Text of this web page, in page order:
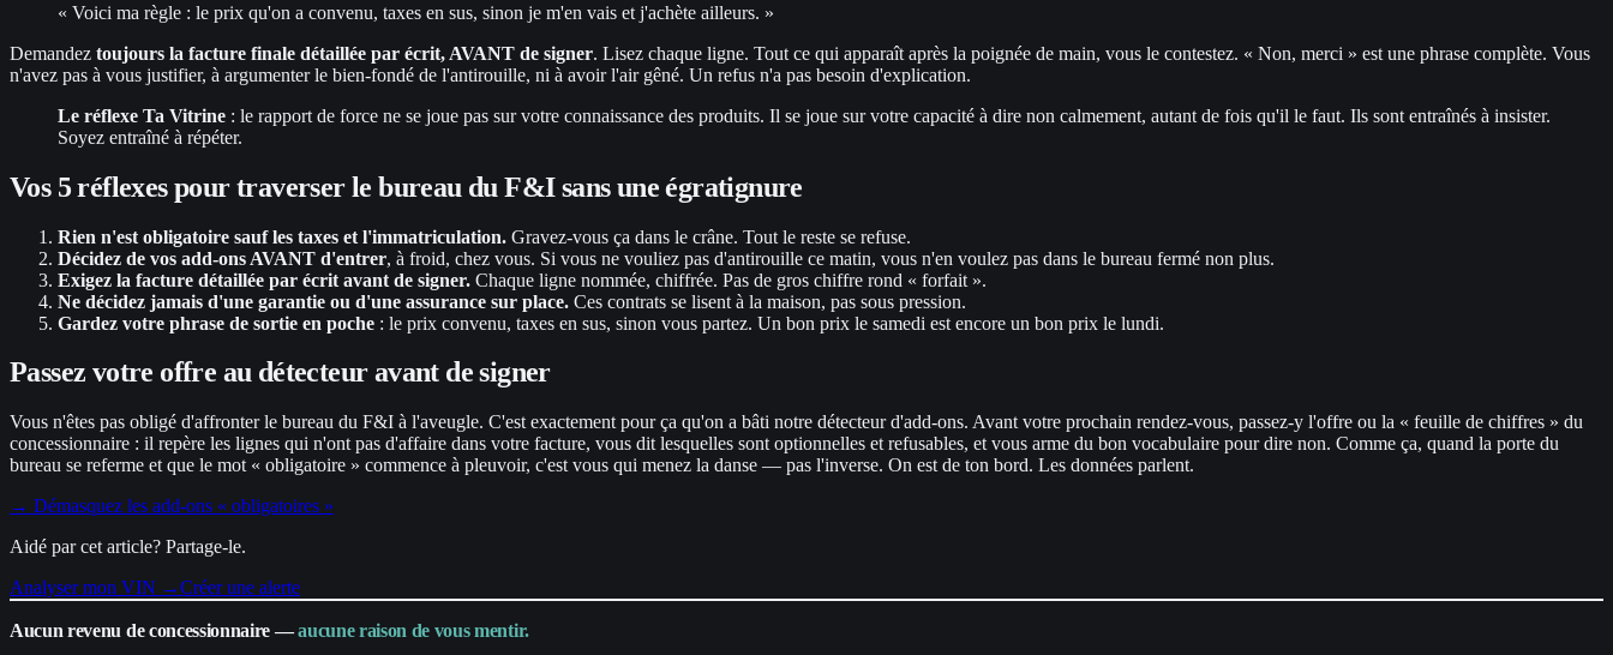
« Voici ma règle : le prix qu'on a convenu, taxes en sus, sinon je m'en vais et j'achète ailleurs. »
Demandez toujours la facture finale détaillée par écrit, AVANT de signer. Lisez chaque ligne. Tout ce qui apparaît après la poignée de main, vous le contestez. « Non, merci » est une phrase complète. Vous
n'avez pas à vous justifier, à argumenter le bien-fondé de l'antirouille, ni à avoir l'air gêné. Un refus n'a pas besoin d'explication.
Le réflexe Ta Vitrine : le rapport de force ne se joue pas sur votre connaissance des produits. Il se joue sur votre capacité à dire non calmement, autant de fois qu'il le faut. Ils sont entraînés à insister.
Soyez entraîné à répéter.
Vos 5 réflexes pour traverser le bureau du F&I sans une égratignure
Rien n'est obligatoire sauf les taxes et l'immatriculation. Gravez-vous ça dans le crâne. Tout le reste se refuse.
Décidez de vos add-ons AVANT d'entrer, à froid, chez vous. Si vous ne vouliez pas d'antirouille ce matin, vous n'en voulez pas dans le bureau fermé non plus.
Exigez la facture détaillée par écrit avant de signer. Chaque ligne nommée, chiffrée. Pas de gros chiffre rond « forfait ».
Ne décidez jamais d'une garantie ou d'une assurance sur place. Ces contrats se lisent à la maison, pas sous pression.
Gardez votre phrase de sortie en poche : le prix convenu, taxes en sus, sinon vous partez. Un bon prix le samedi est encore un bon prix le lundi.
Passez votre offre au détecteur avant de signer
Vous n'êtes pas obligé d'affronter le bureau du F&I à l'aveugle. C'est exactement pour ça qu'on a bâti notre détecteur d'add-ons. Avant votre prochain rendez-vous, passez-y l'offre ou la « feuille de chiffres » du
concessionnaire : il repère les lignes qui n'ont pas d'affaire dans votre facture, vous dit lesquelles sont optionnelles et refusables, et vous arme du bon vocabulaire pour dire non. Comme ça, quand la porte du
bureau se referme et que le mot « obligatoire » commence à pleuvoir, c'est vous qui menez la danse — pas l'inverse. On est de ton bord. Les données parlent.
→ Démasquez les add-ons « obligatoires »
Aidé par cet article? Partage-le.
Analyser mon VIN →Créer une alerte
Aucun revenu de concessionnaire — aucune raison de vous mentir.